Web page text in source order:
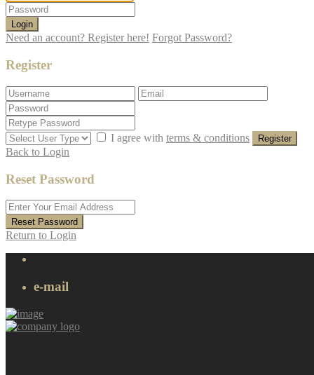
Login
Need an account? Register here! Forgot Password?
Register
I agree with terms & conditions Register
Back to Login
Reset Password
Reset Password
Return to Login
e-mail